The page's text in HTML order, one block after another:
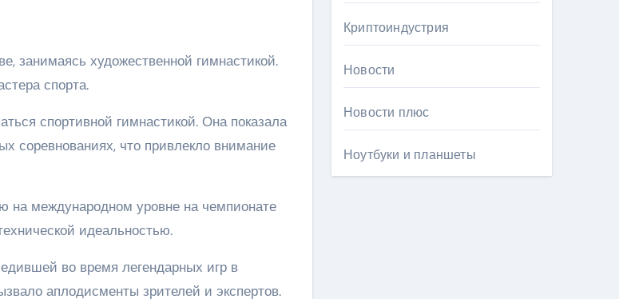
занимаясь художественной гимнастикой.
спорта.
спортивной гимнастикой. Она показала
соревнованиях, что привлекло внимание
на международном уровне на чемпионате
идеальностью.
во время легендарных игр в
аплодисменты зрителей и экспертов.
Криптоиндустрия
Новости
Новости плюс
Ноутбуки и планшеты